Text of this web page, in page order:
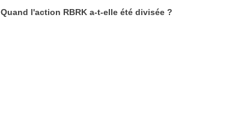
Quand l'action RBRK a-t-elle été divisée ?